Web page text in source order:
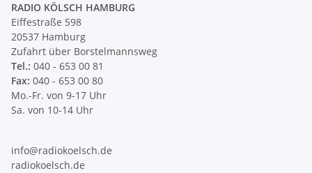
RADIO KÖLSCH HAMBURG
Eiffestraße 598
20537 Hamburg
Zufahrt über Borstelmannsweg
Tel.: 040 - 653 00 81
Fax: 040 - 653 00 80
Mo.-Fr. von 9-17 Uhr
Sa. von 10-14 Uhr
info@radiokoelsch.de
radiokoelsch.de